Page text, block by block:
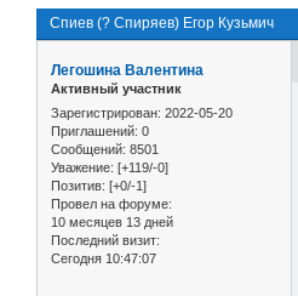
Спиев (? Спиряев) Егор Кузьмич
Легошина Валентина
Активный участник
Зарегистрирован: 2022-05-20
Приглашений: 0
Сообщений: 8501
Уважение: [+119/-0]
Позитив: [+0/-1]
Провел на форуме:
10 месяцев 13 дней
Последний визит:
Сегодня 10:47:07